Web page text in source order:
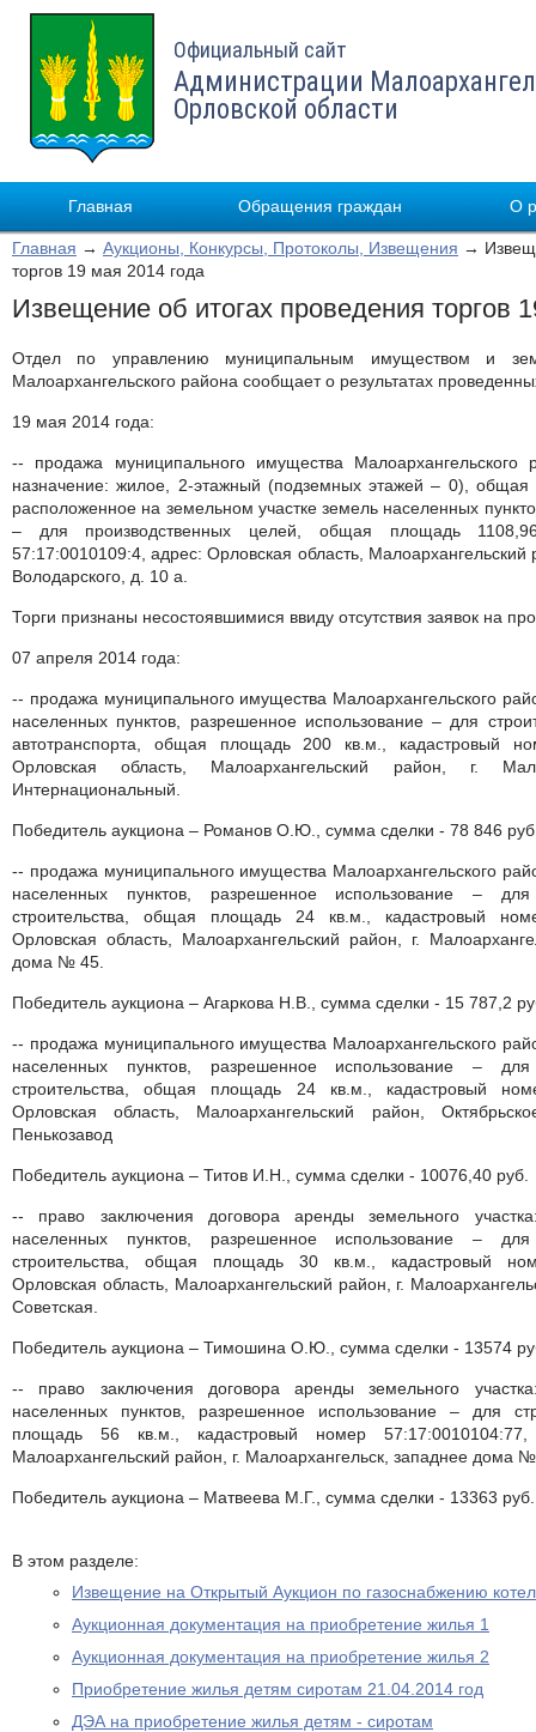
Официальный сайт
Администрации
Орловской области
Главная Обращения граждан О
Главная → Аукционы, Конкурсы, Протоколы, Извещения →
торгов 19 мая 2014 года
Извещение об итогах проведения торгов
Отдел по управлению муниципальным имуществом и
Малоархангельского района сообщает о результатах
19 мая 2014 года:
-- продажа муниципального имущества
назначение: жилое, 2-этажный (подземных этажей – 0),
расположенное на земельном участке земель населенных
– для производственных целей, общая площадь
57:17:0010109:4, адрес: Орловская область, Малоархангельский
Володарского, д. 10 а.
Торги признаны несостоявшимися ввиду отсутствия заявок на
07 апреля 2014 года:
-- продажа муниципального имущества Малоархангельского
населенных пунктов, разрешенное использование – для
автотранспорта, общая площадь 200 кв.м., кадастровый
Орловская область, Малоархангельский район, г.
Интернациональный.
Победитель аукциона – Романов О.Ю., сумма сделки - 78 846
-- продажа муниципального имущества Малоархангельского
населенных пунктов, разрешенное использование – для
строительства, общая площадь 24 кв.м., кадастровый
Орловская область, Малоархангельский район, г.
дома № 45.
Победитель аукциона – Агаркова Н.В., сумма сделки - 15 787,2
-- продажа муниципального имущества Малоархангельского
населенных пунктов, разрешенное использование – для
строительства, общая площадь 24 кв.м., кадастровый
Орловская область, Малоархангельский район,
Пенькозавод
Победитель аукциона – Титов И.Н., сумма сделки - 10076,40 руб.
-- право заключения договора аренды земельного
населенных пунктов, разрешенное использование – для
строительства, общая площадь 30 кв.м., кадастровый
Орловская область, Малоархангельский район, г.
Советская.
Победитель аукциона – Тимошина О.Ю., сумма сделки - 13574
-- право заключения договора аренды земельного
населенных пунктов, разрешенное использование – для
площадь 56 кв.м., кадастровый номер
Малоархангельский район, г. Малоархангельск, западнее дома
Победитель аукциона – Матвеева М.Г., сумма сделки - 13363 руб.
В этом разделе:
Извещение на Открытый Аукцион по газоснабжению
Аукционная документация на приобретение жилья 1
Аукционная документация на приобретение жилья 2
Приобретение жилья детям сиротам 21.04.2014 год
ДЭА на приобретение жилья детям - сиротам